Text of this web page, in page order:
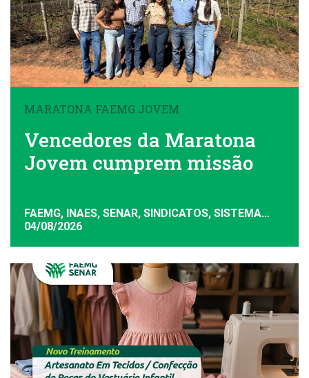
MARATONA FAEMG JOVEM
Vencedores da Maratona
Jovem cumprem missão
FAEMG, INAES, SENAR, SINDICATOS, SISTEMA
FAEMG
04/08/2026